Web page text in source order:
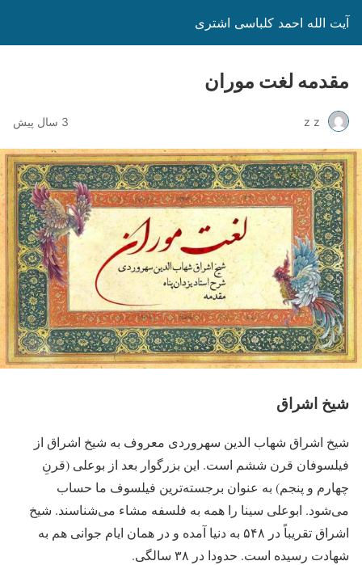
آیت الله احمد کلباسی اشتری
مقدمه لغت موران
z z 3 سال پیش
شیخ اشراق
شیخ اشراق شهاب الدین سهروردی معروف به شیخ اشراق از
فیلسوفان قرن ششم است. این بزرگوار بعد از بوعلی (قرنِ
چهارم و پنجم) به عنوان برجسته‌ترین فیلسوف ما حساب
می‌شود. ابوعلی سینا را همه به فلسفه مشاء می‌شناسند. شیخ
اشراق تقریباً در ۵۴۸ به دنیا آمده و در همان ایام جوانی هم به
شهادت رسیده است. حدودا در ۳۸ سالگی.